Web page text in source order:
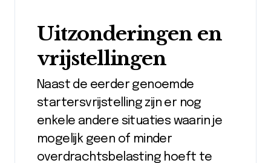
Uitzonderingen en
vrijstellingen
Naast de eerder genoemde
startersvrijstelling zijn er nog
enkele andere situaties waarin je
mogelijk geen of minder
overdrachtsbelasting hoeft te